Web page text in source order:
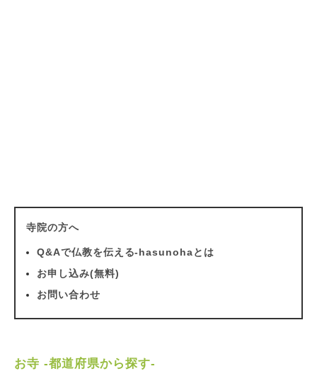
寺院の方へ
Q&Aで仏教を伝える-hasunohaとは
お申し込み(無料)
お問い合わせ
お寺 -都道府県から探す-